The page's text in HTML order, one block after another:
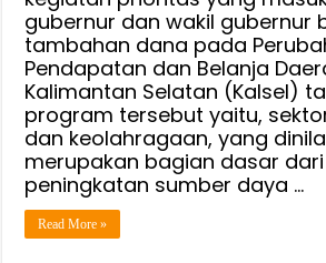
Soroti
Serapan
Anggaran
Dibawah
70
Persen
Dari
gubernur dan wakil gubernur
tambahan dana pada
Pendapatan dan Belanja
Kalimantan Selatan (Kalsel)
program tersebut yaitu,
dan keolahragaan, yang
merupakan bagian dasar
peningkatan sumber daya …
Read More »